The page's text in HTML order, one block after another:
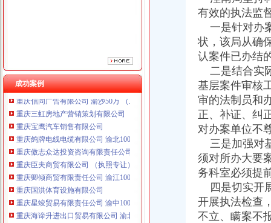
成功案例
重庆海谛升进出口贸易有限公司 渝北100万 （进出口权）
重庆奕欣锦诚商贸有限公司 渝九50万 （工商注册）
重庆信同广告有限公司 渝沙50万 （工商注册）
重庆三虹房地产营销策划有限公司
重庆宝鹰汽车销售有限公司
重庆鸽牌电线电缆有限公司 渝北10010万 (进出口权)
重庆傲志众达投资咨询有限责任公司 渝九1000万 （增资）
重庆臣夫商贸有限公司 （执照专让）
重庆卿倾商贸有限责任公司 渝江100万 （工商注册）
重庆国洪体育设施有限公司
重庆星竣贸易有限责任公司 渝中100万 （进出口权）
重庆海谛升进出口贸易有限公司 渝北100万 （进出口权）
重庆奕欣锦诚商贸有限公司 渝九50万 （工商注册）
有效的执法监
一是针对办
状，该局从确
认案件已办结
二是结合实
基层案件审核
审的法制员和
正、补证、纠
对办案单位不
三是加强对
须对所办大要
务科室必须提
四是切实开
开展执法检查
不立、瞒案不